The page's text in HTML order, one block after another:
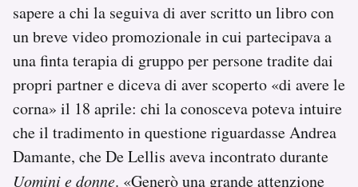
sapere a chi la seguiva di aver scritto un libro con
un breve video promozionale in cui partecipava a
una finta terapia di gruppo per persone tradite dai
propri partner e diceva di aver scoperto «di avere le
corna» il 18 aprile: chi la conosceva poteva intuire
che il tradimento in questione riguardasse Andrea
Damante, che De Lellis aveva incontrato durante
Uomini e donne. «Generò una grande attenzione